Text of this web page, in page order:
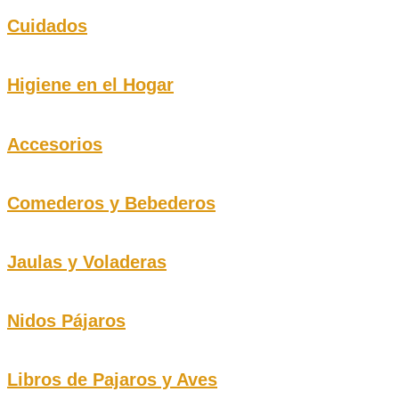
Cuidados
Higiene en el Hogar
Accesorios
Comederos y Bebederos
Jaulas y Voladeras
Nidos Pájaros
Libros de Pajaros y Aves